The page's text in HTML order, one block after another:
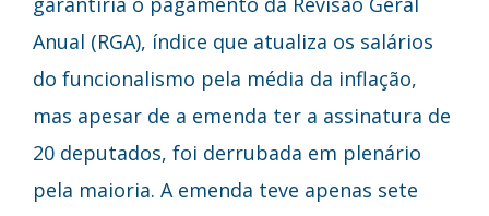
Anual (RGA), índice que atualiza os salários
do funcionalismo pela média da inflação,
mas apesar de a emenda ter a assinatura de
20 deputados, foi derrubada em plenário
pela maioria. A emenda teve apenas sete